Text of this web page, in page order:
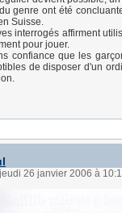
genre ont été
Suisse.
interrogés affirment
pour jouer.
confiance que les
de disposer d'un
26 janvier 2006 à